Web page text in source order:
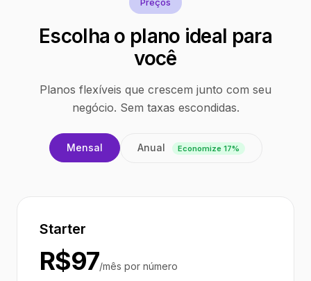
Escolha o plano ideal para
você
Planos flexíveis que crescem junto com seu
negócio. Sem taxas escondidas.
Mensal Anual Economize 17%
Starter
R$97/mês por número